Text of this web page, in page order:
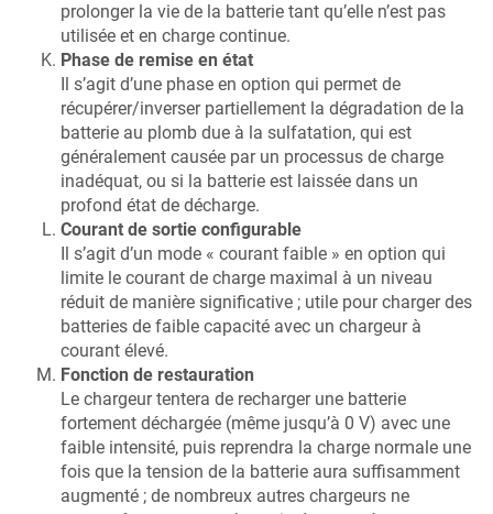
prolonger la vie de la batterie tant qu’elle n’est pas
utilisée et en charge continue.
Phase de remise en état
Il s’agit d’une phase en option qui permet de
récupérer/inverser partiellement la dégradation de la
batterie au plomb due à la sulfatation, qui est
généralement causée par un processus de charge
inadéquat, ou si la batterie est laissée dans un
profond état de décharge.
Courant de sortie configurable
Il s’agit d’un mode « courant faible » en option qui
limite le courant de charge maximal à un niveau
réduit de manière significative ; utile pour charger des
batteries de faible capacité avec un chargeur à
courant élevé.
Fonction de restauration
Le chargeur tentera de recharger une batterie
fortement déchargée (même jusqu’à 0 V) avec une
faible intensité, puis reprendra la charge normale une
fois que la tension de la batterie aura suffisamment
augmenté ; de nombreux autres chargeurs ne